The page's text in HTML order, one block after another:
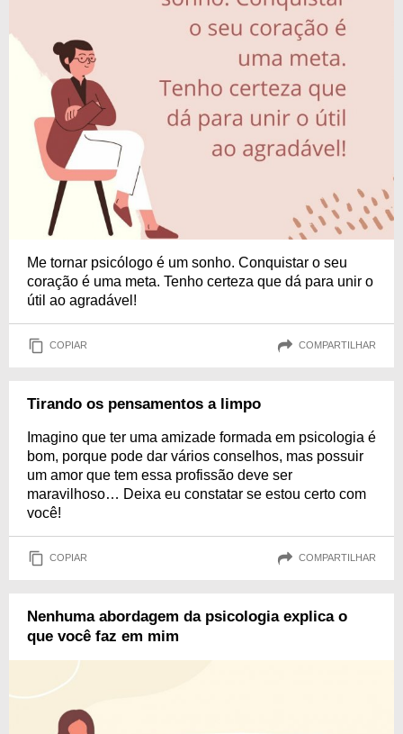
Me tornar psicólogo é um sonho. Conquistar o seu
coração é uma meta. Tenho certeza que dá para unir o
útil ao agradável!
COPIAR COMPARTILHAR
Tirando os pensamentos a limpo
Imagino que ter uma amizade formada em psicologia é
bom, porque pode dar vários conselhos, mas possuir
um amor que tem essa profissão deve ser
maravilhoso… Deixa eu constatar se estou certo com
você!
COPIAR COMPARTILHAR
Nenhuma abordagem da psicologia explica o
que você faz em mim